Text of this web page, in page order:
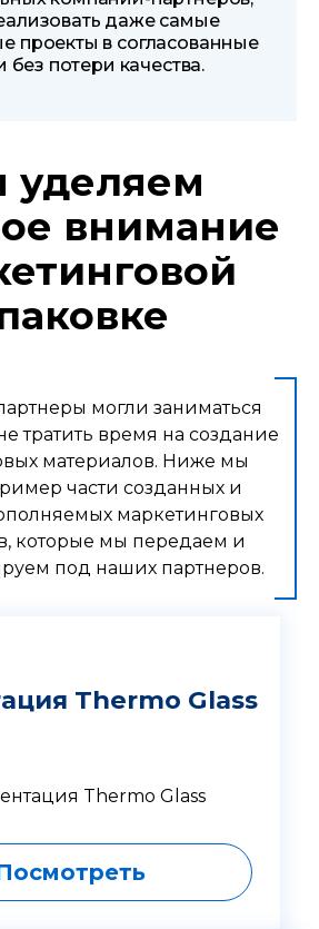
даже самые
проекты в согласованные
без потери качества.
внимание
могли заниматься
тратить время на создание
материалов. Ниже мы
части созданных и
маркетинговых
которые мы передаем и
под наших партнеров.
Thermo Glass